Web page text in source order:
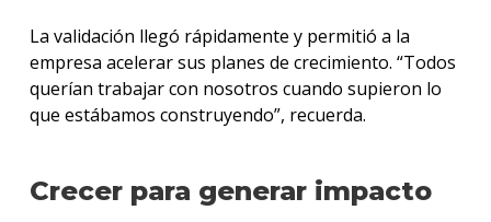
La validación llegó rápidamente y permitió a la
empresa acelerar sus planes de crecimiento. “Todos
querían trabajar con nosotros cuando supieron lo
que estábamos construyendo”, recuerda.
Crecer para generar impacto